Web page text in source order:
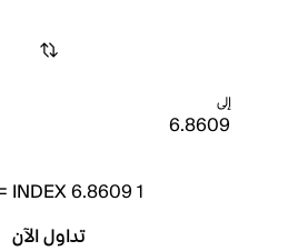
إلى
1
INDEX 6.8609
تداول الآن